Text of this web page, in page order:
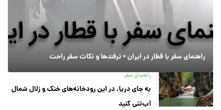
راهنمای سفر با قطار در ایران + ترفندها و نکات سفر راحت
راهنمای سفر
به جای دریا، در این رودخانه‌های خنک و زلال شمال
آب‌تنی کنید